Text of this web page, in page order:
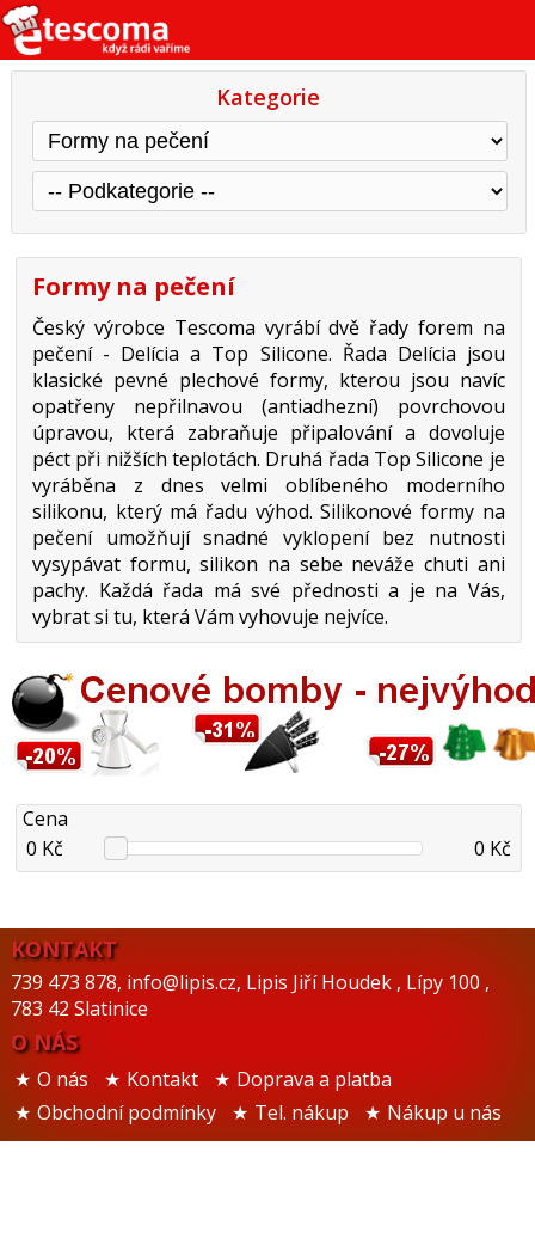
Kategorie
Formy na pečení
Český výrobce Tescoma vyrábí dvě řady forem na
pečení - Delícia a Top Silicone. Řada Delícia jsou
klasické pevné plechové formy, kterou jsou navíc
opatřeny nepřilnavou (antiadhezní) povrchovou
úpravou, která zabraňuje připalování a dovoluje
péct při nižších teplotách. Druhá řada Top Silicone je
vyráběna z dnes velmi oblíbeného moderního
silikonu, který má řadu výhod. Silikonové formy na
pečení umožňují snadné vyklopení bez nutnosti
vysypávat formu, silikon na sebe neváže chuti ani
pachy. Každá řada má své přednosti a je na Vás,
vybrat si tu, která Vám vyhovuje nejvíce.
Cena
0 Kč
0 Kč
KONTAKT
739 473 878, info@lipis.cz, Lipis Jiří Houdek , Lípy 100 ,
783 42 Slatinice
O NÁS
O nás Kontakt
Doprava a platba
Obchodní podmínky
Tel. nákup Nákup u nás